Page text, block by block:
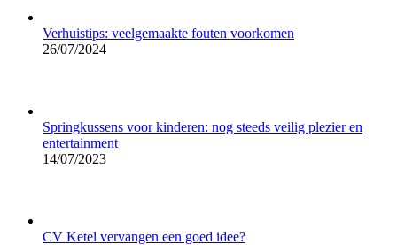
Verhuistips: veelgemaakte fouten voorkomen
26/07/2024
Springkussens voor kinderen: nog steeds veilig plezier en
entertainment
14/07/2023
CV Ketel vervangen een goed idee?